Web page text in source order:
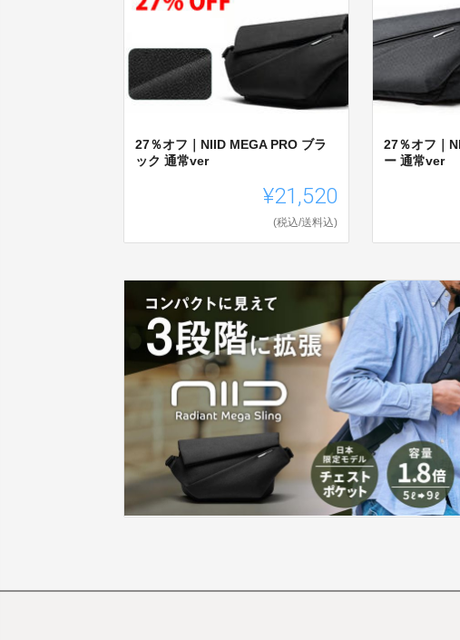
27％オフ｜NIID MEGA PRO ブラ
ック 通常ver
¥21,520
(税込/送料込)
27％オフ｜
ー 通常ver